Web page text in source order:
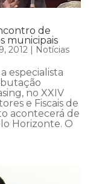
de
municipais
2012| Notícias
especialista
no XXIV
e Fiscais de
acontecerá de
Horizonte. O